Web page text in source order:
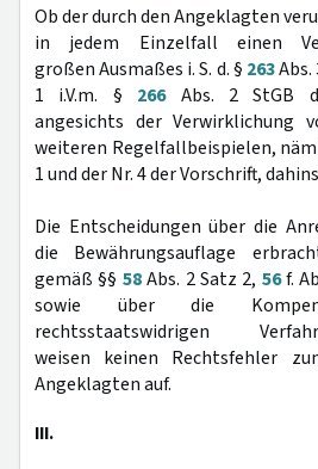
Ob der durch den Angeklagten
in jedem Einzelfall einen
großen Ausmaßes i. S. d. § 263Abs.
1 i.V.m. § 266Abs. 2 StGB
angesichts der Verwirklichung
weiteren Regelfallbeispielen,
1 und der Nr. 4 der Vorschrift,
Die Entscheidungen über die
die Bewährungsauflage
gemäß §§ 58Abs. 2 Satz 2, 56f.
sowie über die
rechtsstaatswidrigen
weisen keinen Rechtsfehler
Angeklagten auf.
III.